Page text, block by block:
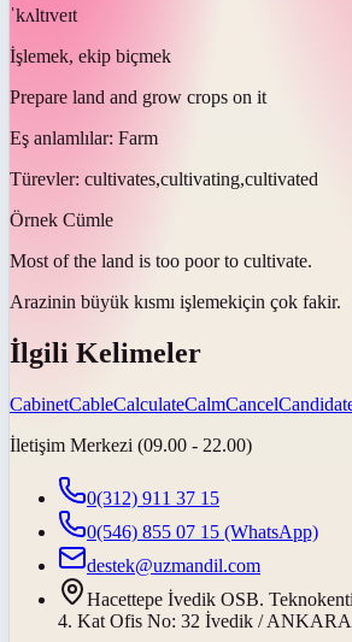
ˈkʌltɪveɪt
İşlemek, ekip biçmek
Prepare land and grow crops on it
Eş anlamlılar: Farm
Türevler: cultivates,cultivating,cultivated
Örnek Cümle
Most of the land is too poor to cultivate.
Arazinin büyük kısmı işlemekiçin çok fakir.
İlgili Kelimeler
CabinetCableCalculateCalmCancel
İletişim Merkezi (09.00 - 22.00)
0(312) 911 37 15
0(546) 855 07 15 (WhatsApp)
destek@uzmandil.com
Hacettepe İvedik OSB.
4. Kat Ofis No: 32 İvedik / ANKARA